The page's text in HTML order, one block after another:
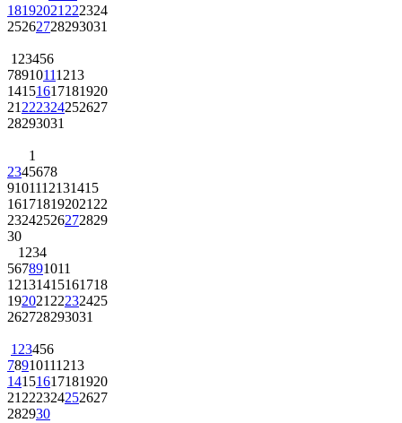
18192021 222324
25262728293031
1 23456
78910111213
14151617181920
21 222324252627
28293031
1
2345678
9101112131415
161718192021 22
23242526272829
30
1 234
567891011
12131415161718
192021 22232425
262728293031
1 23456
78910111213
14151617181920
21 222324252627
282930